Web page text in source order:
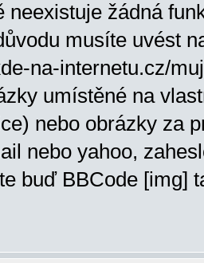
neexistuje žádná
musíte uvést
na-internetu.cz/
umístěné na
nebo obrázky za
nebo yahoo,
buď BBCode [img]